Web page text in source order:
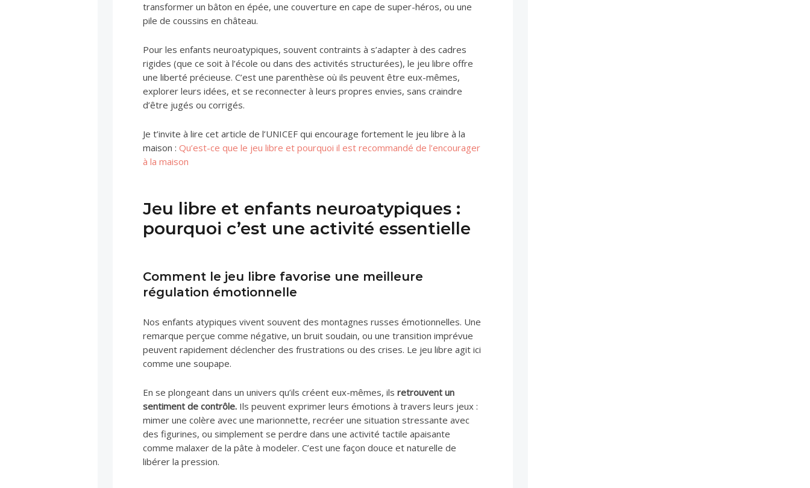
transformer un bâton en épée, une couverture en cape de super-héros, ou une
pile de coussins en château.
Pour les enfants neuroatypiques, souvent contraints à s’adapter à des cadres
rigides (que ce soit à l’école ou dans des activités structurées), le jeu libre offre
une liberté précieuse. C’est une parenthèse où ils peuvent être eux-mêmes,
explorer leurs idées, et se reconnecter à leurs propres envies, sans craindre
d’être jugés ou corrigés.
Je t’invite à lire cet article de l’UNICEF qui encourage fortement le jeu libre à la
maison :Qu’est-ce que le jeu libre et pourquoi il est recommandé de l’encourager
à la maison
Jeu libre et enfants neuroatypiques :
pourquoi c’est une activité essentielle
Comment le jeu libre favorise une meilleure
régulation émotionnelle
Nos enfants atypiques vivent souvent des montagnes russes émotionnelles. Une
remarque perçue comme négative, un bruit soudain, ou une transition imprévue
peuvent rapidement déclencher des frustrations ou des crises. Le jeu libre agit ici
comme une soupape.
En se plongeant dans un univers qu’ils créent eux-mêmes, ilsretrouvent un
sentiment de contrôle. Ils peuvent exprimer leurs émotions à travers leurs jeux :
mimer une colère avec une marionnette, recréer une situation stressante avec
des figurines, ou simplement se perdre dans une activité tactile apaisante
comme malaxer de la pâte à modeler. C’est une façon douce et naturelle de
libérer la pression.